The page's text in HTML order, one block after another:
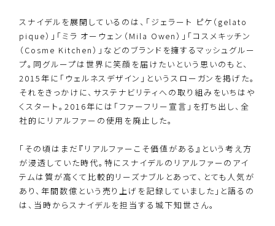
スナイデルを展開しているのは、「ジェラート ピケ（gelato
pique）」「ミラ オーウェン（Mila Owen）」「コスメキッチン
（Cosme Kitchen）」などのブランドを擁するマッシュグルー
プ。同グループは世界に笑顔を届けたいという思いのもと、
2015年に「ウェルネスデザイン」というスローガンを掲げた。
それをきっかけに、サステナビリティへの取り組みをいちはや
くスタート。2016年には「ファーフリー宣言」を打ち出し、全
社的にリアルファーの使用を廃止した。
「その頃はまだ『リアルファーこそ価値がある』という考え方
が浸透していた時代。特にスナイデルのリアルファーのアイ
テムは質が高くて比較的リーズナブルとあって、とても人気が
あり、年間数億という売り上げを記録していました」と語るの
は、当時からスナイデルを担当する城下知世さん。